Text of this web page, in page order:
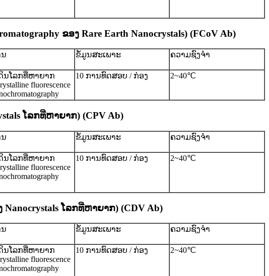
ຂອງ Rare Earth Nanocrystals) (FCoV Ab)
ຂໍ້ມູນສະເພາະ ຄວາມຊົງຈໍາ
ນໂລກທີ່ຫາຍາກ
fluorescence
10 ການທົດສອບ / ກ່ອງ 2~40℃
ໂລກທີ່ຫາຍາກ) (CPV Ab)
ຂໍ້ມູນສະເພາະ ຄວາມຊົງຈໍາ
ນໂລກທີ່ຫາຍາກ
fluorescence
10 ການທົດສອບ / ກ່ອງ 2~40℃
ໂລກ​ທີ່​ຫາ​ຍາກ​) (CDV Ab​)
ຂໍ້ມູນສະເພາະ ຄວາມຊົງຈໍາ
ນໂລກທີ່ຫາຍາກ
fluorescence
10 ການທົດສອບ / ກ່ອງ 2~40℃